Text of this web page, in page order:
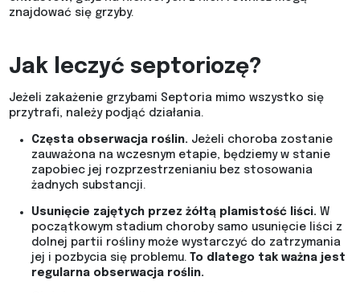
znajdować się grzyby.
Jak leczyć septoriozę?
Jeżeli zakażenie grzybami Septoria mimo wszystko się
przytrafi, należy podjąć działania.
Częsta obserwacja roślin. Jeżeli choroba zostanie
zauważona na wczesnym etapie, będziemy w stanie
zapobiec jej rozprzestrzenianiu bez stosowania
żadnych substancji.
Usunięcie zajętych przez żółtą plamistość liści. W
początkowym stadium choroby samo usunięcie liści z
dolnej partii rośliny może wystarczyć do zatrzymania
jej i pozbycia się problemu.
To dlatego tak ważna jest
regularna obserwacja roślin.